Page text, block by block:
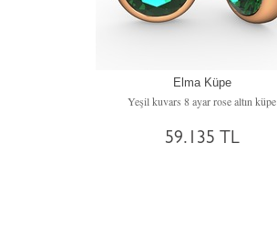
Elma Küpe
Yeşil kuvars 8 ayar rose altın küpe
59.135 TL